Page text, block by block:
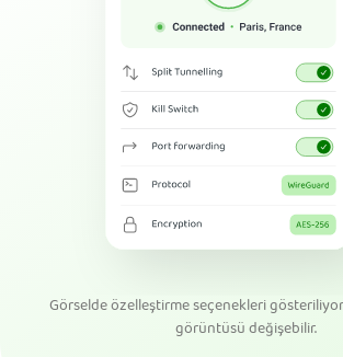
Görselde özelleştirme seçenekleri
görüntüsü değişebilir.